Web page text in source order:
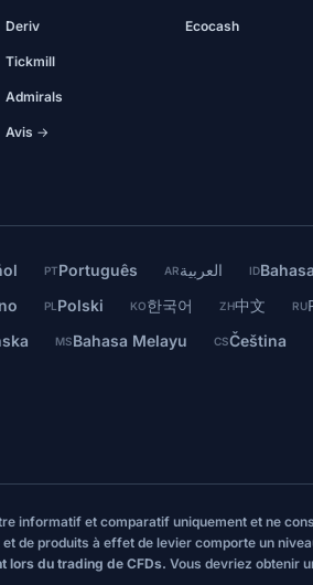
Deriv
Tickmill
Admirals
Avis →
Ecocash
PTPortuguês ARالعربية ID
PL Polski KO한국어 ZH中文 RU
MSBahasa Melayu CSČeština
informatif et comparatif uniquement et ne
de produits à effet de levier comporte un
du trading de CFDs. Vous devriez obtenir